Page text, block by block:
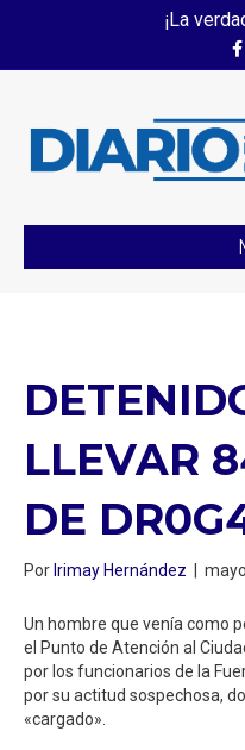
¡La
LLEVAR
DE
PorIrimay Hernández |
Un hombre que venía como
el Punto de Atención al
por los funcionarios de la
por su actitud sospechosa,
«cargado».